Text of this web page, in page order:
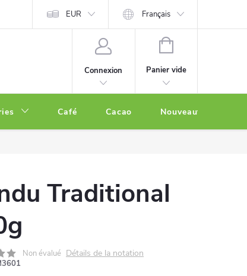
EUR Français
Connexion
PANIER
Panier vide
Café Cacao Nouveautés
Traditional
Non évalué Détails de la notation